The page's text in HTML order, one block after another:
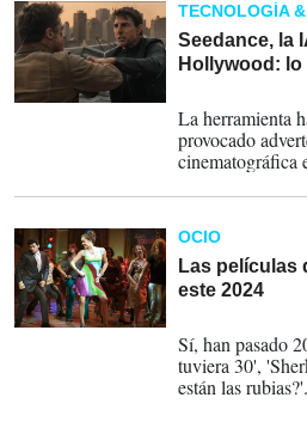
TECNOLOGÍA
Seedance, la
Hollywood:
La herramienta
provocado
cinematográfica
OCIO
Las películas
este 2024
Sí, han pasado
tuviera 30',
están las rubias?'.